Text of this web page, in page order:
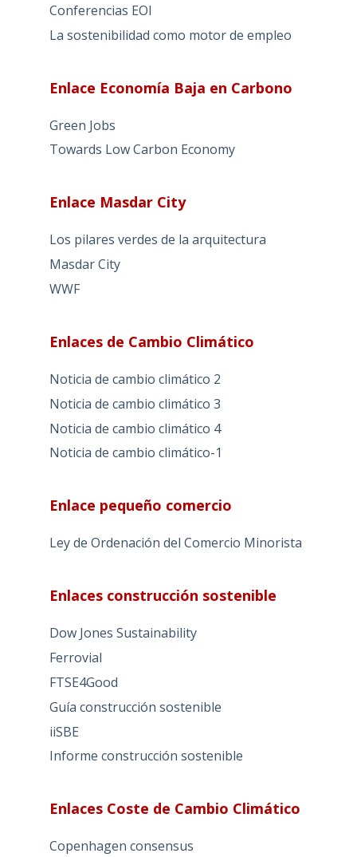
Conferencias EOI
La sostenibilidad como motor de empleo
Enlace Economía Baja en Carbono
Green Jobs
Towards Low Carbon Economy
Enlace Masdar City
Los pilares verdes de la arquitectura
Masdar City
WWF
Enlaces de Cambio Climático
Noticia de cambio climático 2
Noticia de cambio climático 3
Noticia de cambio climático 4
Noticia de cambio climático-1
Enlace pequeño comercio
Ley de Ordenación del Comercio Minorista
Enlaces construcción sostenible
Dow Jones Sustainability
Ferrovial
FTSE4Good
Guía construcción sostenible
iiSBE
Informe construcción sostenible
Enlaces Coste de Cambio Climático
Copenhagen consensus